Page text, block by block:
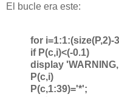
El bucle era este:
for i=1:1:(size(P,2)-
if P(c,i)<(-0.1)
display
P(c,i)
P(c,1:39)='*';